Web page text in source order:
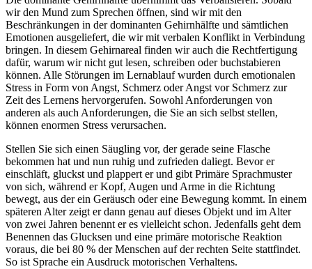
wir den Mund zum Sprechen öffnen, sind wir mit den
Beschränkungen in der dominanten Gehirnhälfte und sämtlichen
Emotionen ausgeliefert, die wir mit verbalen Konflikt in Verbindung
bringen. In diesem Gehirnareal finden wir auch die Rechtfertigung
dafür, warum wir nicht gut lesen, schreiben oder buchstabieren
können. Alle Störungen im Lernablauf wurden durch emotionalen
Stress in Form von Angst, Schmerz oder Angst vor Schmerz zur
Zeit des Lernens hervorgerufen. Sowohl Anforderungen von
anderen als auch Anforderungen, die Sie an sich selbst stellen,
können enormen Stress verursachen.
Stellen Sie sich einen Säugling vor, der gerade seine Flasche
bekommen hat und nun ruhig und zufrieden daliegt. Bevor er
einschläft, gluckst und plappert er und gibt Primäre Sprachmuster
von sich, während er Kopf, Augen und Arme in die Richtung
bewegt, aus der ein Geräusch oder eine Bewegung kommt. In einem
späteren Alter zeigt er dann genau auf dieses Objekt und im Alter
von zwei Jahren benennt er es vielleicht schon. Jedenfalls geht dem
Benennen das Glucksen und eine primäre motorische Reaktion
voraus, die bei 80 % der Menschen auf der rechten Seite stattfindet.
So ist Sprache ein Ausdruck motorischen Verhaltens.